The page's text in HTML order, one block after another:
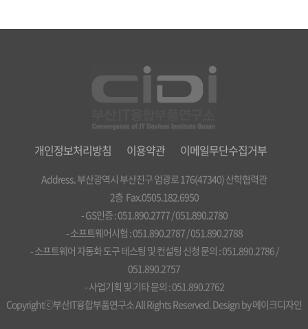
개인정보처리방침 이용약관 이메일무단수집거부
Address. 부산광역시 부산진구 엄광로 176(47340) 산학협력관
2층 Fax.0505.182.6950
- GS인증 : 051.890.2777 / 051.890.2780
- 소프트웨어시험 : 051.890.2787 / 051.890.2788
- 소프트웨어 자동화 도구 테스팅 및 컨설팅 신청 문의 : 051.890.2786 /
051.890.2757
- 사업기획 및 기타 문의 : 051.890.2762
Copyrightⓒ부산IT융합부품연구소 All Rights Reserved. Design by메이크디자인